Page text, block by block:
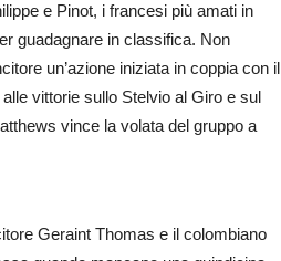
e Pinot, i francesi più amati in
guadagnare in classifica. Non
un’azione iniziata in coppia con il
vittorie sullo Stelvio al Giro e sul
vince la volata del gruppo a
Geraint Thomas e il colombiano